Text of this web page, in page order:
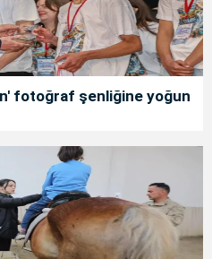
fotoğraf şenliğine yoğun